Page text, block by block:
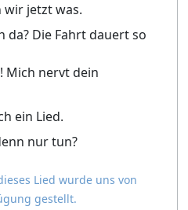
wir jetzt was.
da? Die Fahrt dauert so
Mich nervt dein
ein Lied.
nur tun?
Lied wurde uns von
gestellt.